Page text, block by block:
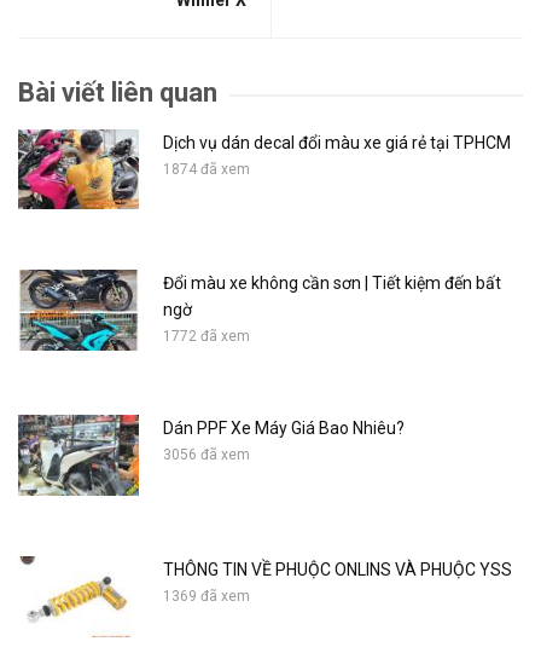
Bài viết liên quan
Dịch vụ dán decal đổi màu xe giá rẻ tại TPHCM
1874 đã xem
Đổi màu xe không cần sơn | Tiết kiệm đến bất
ngờ
1772 đã xem
Dán PPF Xe Máy Giá Bao Nhiêu?
3056 đã xem
THÔNG TIN VỀ PHUỘC ONLINS VÀ PHUỘC YSS
1369 đã xem